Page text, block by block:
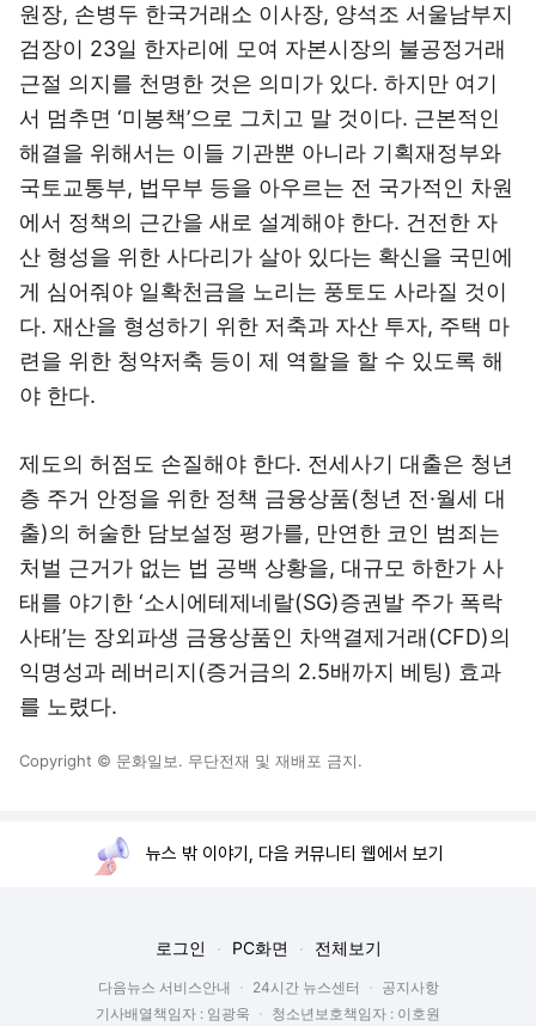
원장, 손병두 한국거래소 이사장, 양석조 서울남부지
검장이 23일 한자리에 모여 자본시장의 불공정거래
근절 의지를 천명한 것은 의미가 있다. 하지만 여기
서 멈추면 ‘미봉책’으로 그치고 말 것이다. 근본적인
해결을 위해서는 이들 기관뿐 아니라 기획재정부와
국토교통부, 법무부 등을 아우르는 전 국가적인 차원
에서 정책의 근간을 새로 설계해야 한다. 건전한 자
산 형성을 위한 사다리가 살아 있다는 확신을 국민에
게 심어줘야 일확천금을 노리는 풍토도 사라질 것이
다. 재산을 형성하기 위한 저축과 자산 투자, 주택 마
련을 위한 청약저축 등이 제 역할을 할 수 있도록 해
야 한다.
제도의 허점도 손질해야 한다. 전세사기 대출은 청년
층 주거 안정을 위한 정책 금융상품(청년 전·월세 대
출)의 허술한 담보설정 평가를, 만연한 코인 범죄는
처벌 근거가 없는 법 공백 상황을, 대규모 하한가 사
태를 야기한 ‘소시에테제네랄(SG)증권발 주가 폭락
사태’는 장외파생 금융상품인 차액결제거래(CFD)의
익명성과 레버리지(증거금의 2.5배까지 베팅) 효과
를 노렸다.
Copyright © 문화일보. 무단전재 및 재배포 금지.
뉴스 밖 이야기, 다음 커뮤니티 웹에서 보기
로그인 PC화면 전체보기
다음뉴스 서비스안내 24시간 뉴스센터
공지사항
기사배열책임자 : 임광욱
청소년보호책임자 : 이호원